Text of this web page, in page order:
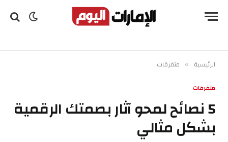
الرئيسية » متفرقات
متفرقات
5 نصائح لمحو آثار بصمتك الرقمية
بشكل مثالي